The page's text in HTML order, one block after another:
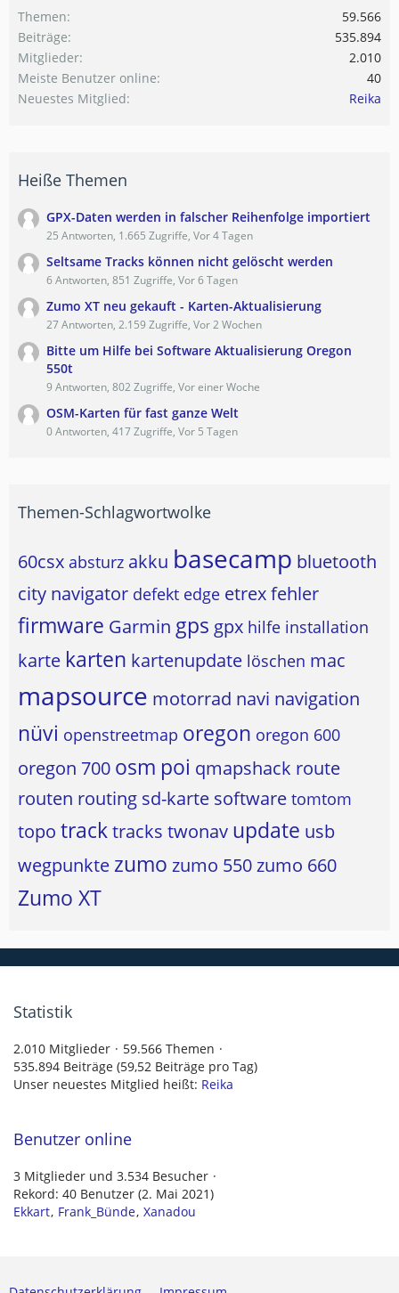
Themen
59.566
Beiträge
535.894
Mitglieder
2.010
Meiste Benutzer online
40
Neuestes Mitglied
Reika
Heiße Themen
GPX-Daten werden in falscher Reihenfolge importiert
25 Antworten, 1.665 Zugriffe, Vor 4 Tagen
Seltsame Tracks können nicht gelöscht werden
6 Antworten, 851 Zugriffe, Vor 6 Tagen
Zumo XT neu gekauft - Karten-Aktualisierung
27 Antworten, 2.159 Zugriffe, Vor 2 Wochen
Bitte um Hilfe bei Software Aktualisierung Oregon
550t
9 Antworten, 802 Zugriffe, Vor einer Woche
OSM-Karten für fast ganze Welt
0 Antworten, 417 Zugriffe, Vor 5 Tagen
Themen-Schlagwortwolke
60csx absturz akku basecamp bluetooth
city navigator defekt edge etrexfehler
firmware Garmin gps gpx hilfe installation
karte karten kartenupdate löschen mac
mapsource motorrad navi navigation
nüvi openstreetmap oregon oregon 600
oregon 700 osm poi qmapshack route
routen routing sd-karte software tomtom
topo tracktracks twonav update usb
wegpunkte zumo zumo 550zumo 660
Zumo XT
Statistik
2.010 Mitglieder
59.566 Themen
535.894 Beiträge (59,52 Beiträge pro Tag)
Unser neuestes Mitglied heißt: Reika
Benutzer online
3 Mitglieder und 3.534 Besucher
Rekord: 40 Benutzer (2. Mai 2021)
Ekkart Frank_Bünde Xanadou